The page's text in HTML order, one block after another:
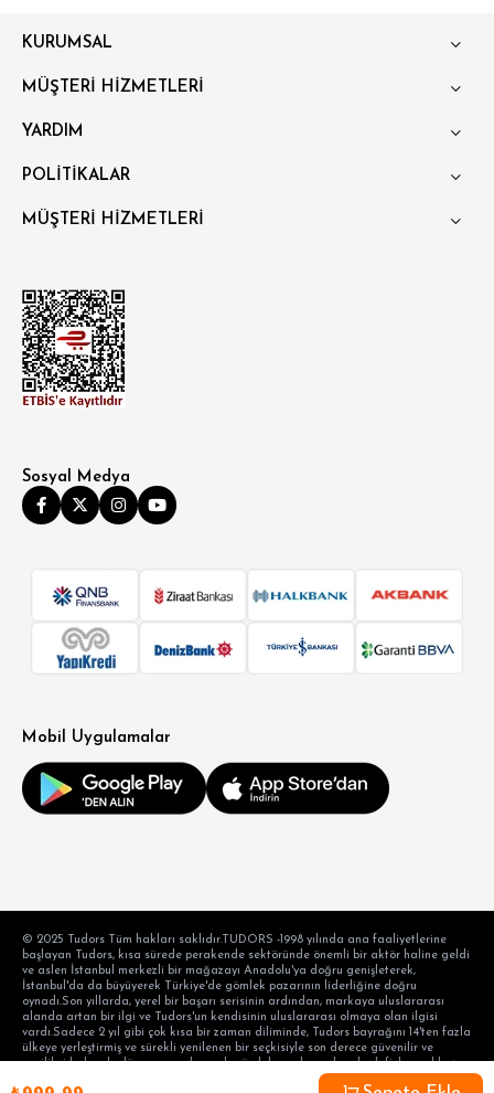
KURUMSAL
MÜŞTERİ HİZMETLERİ
YARDIM
POLİTİKALAR
MÜŞTERİ HİZMETLERİ
Sosyal Medya
Mobil Uygulamalar
© 2025 Tudors Tüm hakları saklıdır.TUDORS -1998 yılında ana faaliyetlerine
başlayan Tudors, kısa sürede perakende sektöründe önemli bir aktör haline geldi
ve aslen İstanbul merkezli bir mağazayı Anadolu'ya doğru genişleterek,
İstanbul'da da büyüyerek Türkiye'de gömlek pazarının liderliğine doğru
oynadı.Son yıllarda, yerel bir başarı serisinin ardından, markaya uluslararası
alanda artan bir ilgi ve Tudors'un kendisinin uluslararası olmaya olan ilgisi
vardı.Sadece 2 yıl gibi çok kısa bir zaman diliminde, Tudors bayrağını 14'ten fazla
ülkeye yerleştirmiş ve sürekli yenilenen bir seçkisiyle son derece güvenilir ve
yenilikçi kalarak, dünyanın en başarılı gömlek markası olma hedefiyle aralıksız
devam etmektedir. hedef tüketicinin taleplerini karşılama alışkanlığı ve modern